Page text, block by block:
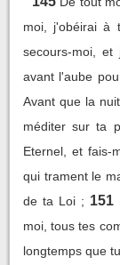
moi, j'obéirai à
secours-moi, et
avant l'aube
Avant que la
méditer sur ta
Eternel, et fais-
qui trament le
de ta Loi ; 151
moi, tous tes
longtemps que